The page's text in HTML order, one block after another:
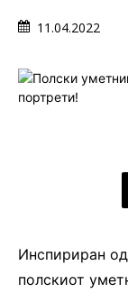
11.04.2022
Инспириран
полскиот